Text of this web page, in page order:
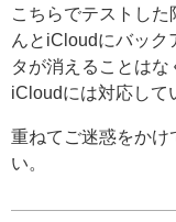
こちらでテストし
んとiCloudにバック
タが消えることは
iCloudには対応して
重ねてご迷惑をかけ
い。